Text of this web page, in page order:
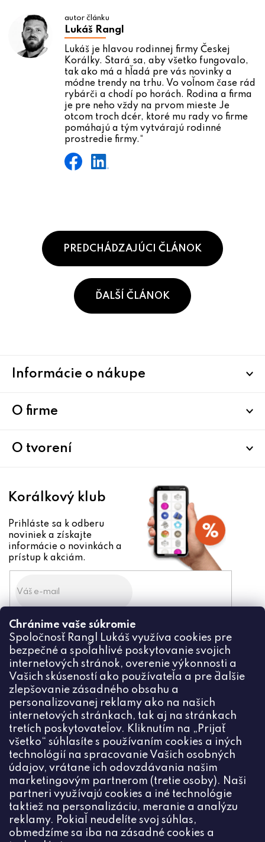
Chránime vaše súkromie
Spoločnosť Rangl Lukáš využíva cookies pre
bezpečné a spoľahlivé poskytovanie svojich
internetových stránok, overenie výkonnosti a
Vašich skúseností ako používateľa a pre ďalšie
zlepšovanie zásadného obsahu a
personalizovanej reklamy ako na našich
internetových stránkach, tak aj na stránkach
tretích poskytovateľov. Kliknutím na „Prijať
všetko“ súhlasíte s používaním cookies a iných
technológií na spracovanie Vašich osobných
údajov, vrátane ich odovzdávania našim
marketingovým partnerom (tretie osoby). Naši
partneri využívajú cookies a iné technológie
taktiež na personalizáciu, meranie a analýzu
reklamy. Pokiaľ neudelíte svoj súhlas,
obmedzíme sa iba na zásadné cookies a
autor článku
Lukáš Rangl
Lukáš je hlavou rodinnej firmy Českej
Korálky. Stará sa, aby všetko fungovalo,
tak ako má a hľadá pre vás novinky a
módne trendy na trhu. Vo voľnom čase rád
rybárči a chodí po horách. Rodina a firma
je pre neho vždy na prvom mieste Je
otcom troch dcér, ktoré mu rady vo firme
pomáhajú a tým vytvárajú rodinné
prostredie firmy.“
PREDCHÁDZAJÚCI ČLÁNOK
ĎALŠÍ ČLÁNOK
Informácie o nákupe
O firme
O tvorení
Korálkový klub
Prihláste sa k odberu
noviniek a získajte
informácie o novinkách a
prístup k akciám.
Odoslaním súhlasíte zo
spracovaním osobných údajov
PRIHLÁSIŤ
Kontakt
info @ceske-koralky.sk
+420774444191